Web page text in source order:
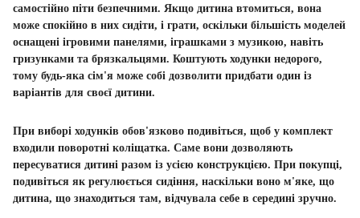
самостійно піти безпечними. Якщо дитина втомиться, вона
може спокійно в них сидіти, і грати, оскільки більшість моделей
оснащені ігровими панелями, іграшками з музикою, навіть
гризунками та брязкальцями. Коштують ходунки недорого,
тому будь-яка сім'я може собі дозволити придбати один із
варіантів для своєї дитини.
При виборі ходунків обов'язково подивіться, щоб у комплект
входили поворотні коліщатка. Саме вони дозволяють
пересуватися дитині разом із усією конструкцією. При покупці,
подивіться як регулюється сидіння, наскільки воно м'яке, що
дитина, що знаходиться там, відчувала себе в середині зручно.